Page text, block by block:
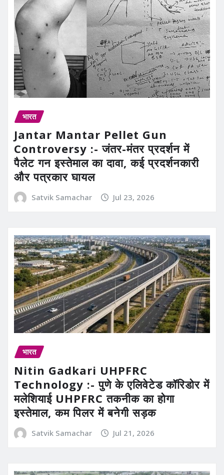
भारत
Jantar Mantar Pellet Gun
Controversy :- जंतर-मंतर प्रदर्शन में
पैलेट गन इस्तेमाल का दावा, कई प्रदर्शनकारी
और पत्रकार घायल
Satvik Samachar Jul 23, 2026
भारत
Nitin Gadkari UHPFRC
Technology :- पुणे के एलिवेटेड कॉरिडोर में
मलेशियाई UHPFRC तकनीक का होगा
इस्तेमाल, कम पिलर में बनेगी सड़क
Satvik Samachar Jul 21, 2026